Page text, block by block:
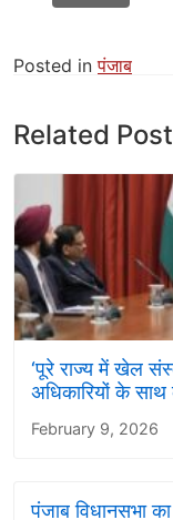
Posted inपंजाब
Related
‘पूरे राज्य में खेल
अधिकारियों के
February 9, 2026
पंजाब विधानसभा